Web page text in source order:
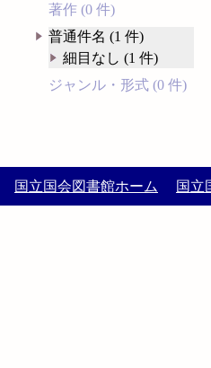
著作 (0 件)
普通件名 (1 件)
細目なし (1 件)
ジャンル・形式 (0 件)
国立国会図書館ホーム 国立